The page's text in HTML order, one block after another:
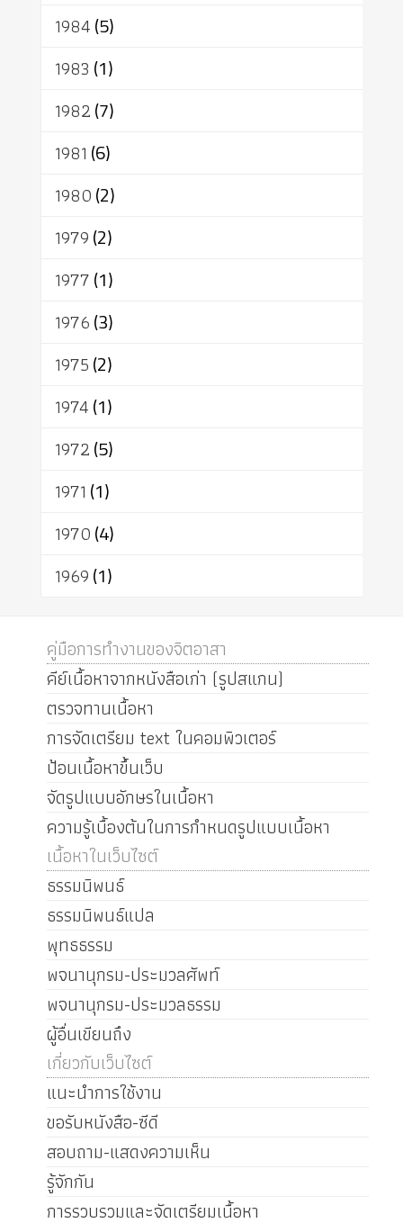
1984(5)
1983 (1)
1982(7)
1981 (6)
1980(2)
1979(2)
1977(1)
1976(3)
1975(2)
1974(1)
1972(5)
1971 (1)
1970(4)
1969(1)
คู่มือการทำงานของจิตอาสา
คีย์เนื้อหาจากหนังสือเก่า (รูปสแกน)
ตรวจทานเนื้อหา
การจัดเตรียม text ในคอมพิวเตอร์
ป้อนเนื้อหาขึ้นเว็บ
จัดรูปแบบอักษรในเนื้อหา
ความรู้เบื้องต้นในการกำหนดรูปแบบเนื้อหา
เนื้อหาในเว็บไซต์
ธรรมนิพนธ์
ธรรมนิพนธ์แปล
พุทธธรรม
พจนานุกรม-ประมวลศัพท์
พจนานุกรม-ประมวลธรรม
ผู้อื่นเขียนถึง
เกี่ยวกับเว็บไซต์
แนะนำการใช้งาน
ขอรับหนังสือ-ซีดี
สอบถาม-แสดงความเห็น
รู้จักกัน
การรวบรวมและจัดเตรียมเนื้อหา